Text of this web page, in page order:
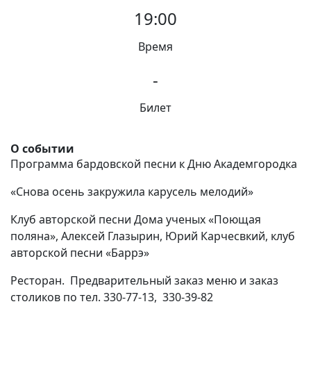
19:00
Время
-
Билет
О событии
Программа бардовской песни к Дню Академгородка
«Снова осень закружила карусель мелодий»
Клуб авторской песни Дома ученых«Поющая
поляна», Алексей Глазырин, Юрий Карчесвкий, клуб
авторской песни «Баррэ»
Ресторан. Предварительный заказ меню и заказ
столиков по тел. 330-77-13, 330-39-82